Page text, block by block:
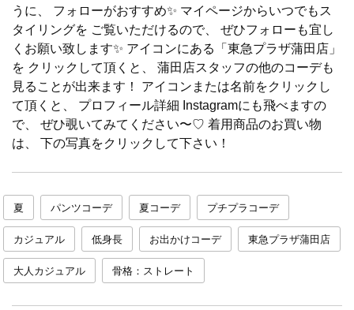
うに、 フォローがおすすめ✨ マイページからいつでもス
タイリングを ご覧いただけるので、 ぜひフォローも宜し
くお願い致します✨ アイコンにある「東急プラザ蒲田店」
を クリックして頂くと、 蒲田店スタッフの他のコーデも
見ることが出来ます！ アイコンまたは名前をクリックし
て頂くと、 プロフィール詳細 Instagramにも飛べますの
で、 ぜひ覗いてみてください〜♡ 着用商品のお買い物
は、 下の写真をクリックして下さい！
夏 パンツコーデ 夏コーデ プチプラコーデ
カジュアル 低身長 お出かけコーデ 東急プラザ蒲田店
大人カジュアル 骨格：ストレート